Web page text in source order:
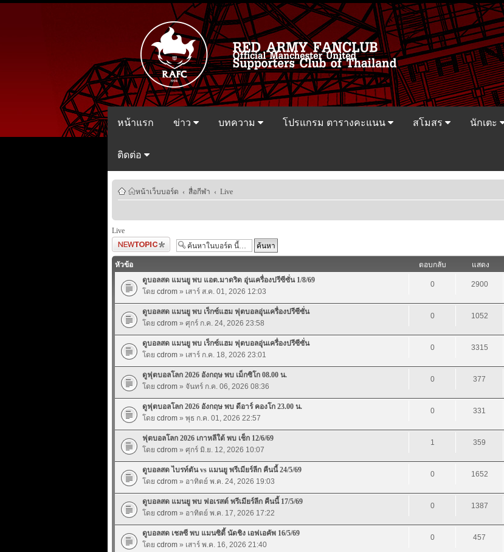
หน้าแรก ข่าว บทความ โปรแกรม ตารางคะแนน สโมสร นักเตะ
ติดต่อ
หน้าเว็บบอร์ด ‹ สื่อกีฬา ‹ Live
Live
ตั้งกระทู้ใหม่
หัวข้อ ตอบกลับ แสดง
ดูบอลสด แมนยู พบ แอต.มาดริด อุุ่นเครื่องปรีซีซั่น 1/8/69
โดย cdrom» เสาร์ ส.ค. 01, 2026 12:03
0 2900
ดูบอลสด แมนยู พบ เร็กซ์แฮม ฟุตบอลอุุ่นเครื่องปรีซีซั่น
โดย cdrom» ศุกร์ ก.ค. 24, 2026 23:58
0 1052
ดูบอลสด แมนยู พบ เร็กซ์แฮม ฟุตบอลอุุ่นเครื่องปรีซีซั่น
โดย cdrom» เสาร์ ก.ค. 18, 2026 23:01
0 3315
ดูฟุตบอลโลก 2026 อังกฤษ พบ เม็กซิโก 08.00 น.
โดย cdrom» จันทร์ ก.ค. 06, 2026 08:36
0 377
ดูฟุตบอลโลก 2026 อังกฤษ พบ ดีอาร์ คองโก 23.00 น.
โดย cdrom» พุธ ก.ค. 01, 2026 22:57
0 331
ฟุตบอลโลก 2026 เกาหลีใต้ พบ เช็ก 12/6/69
โดย cdrom» ศุกร์ มิ.ย. 12, 2026 10:07
1 359
ดูบอลสด ไบรท์ตัน vs แมนยู พรีเมียร์ลีก คืนนี้ 24/5/69
โดย cdrom» อาทิตย์ พ.ค. 24, 2026 19:03
0 1652
ดูบอลสด แมนยู พบ ฟอเรสต์ พรีเมียร์ลีก คืนนี้ 17/5/69
โดย cdrom» อาทิตย์ พ.ค. 17, 2026 17:22
0 1387
ดูบอลสด เชลซี พบ แมนซิตี้ นัดชิง เอฟเอคัพ 16/5/69
โดย cdrom» เสาร์ พ.ค. 16, 2026 21:40
0 457